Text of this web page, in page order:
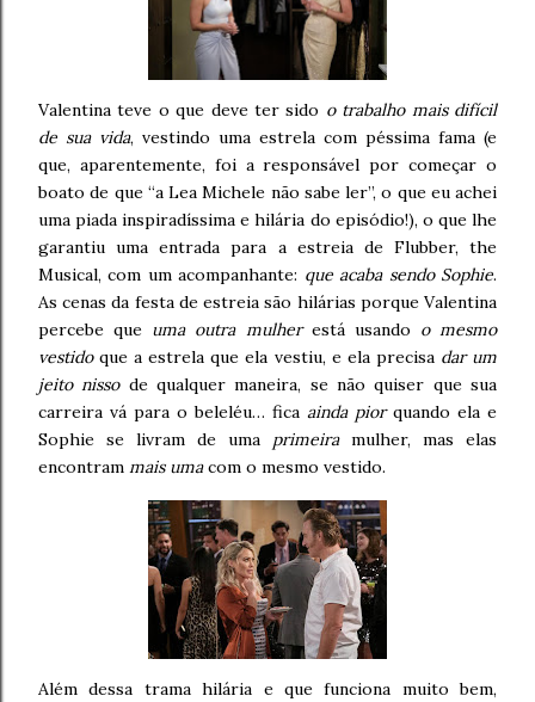
Valentina teve o que deve ter sido o trabalho mais difícil
de sua vida, vestindo uma estrela com péssima fama (e
que, aparentemente, foi a responsável por começar o
boato de que “a Lea Michele não sabe ler”, o que eu achei
uma piada inspiradíssima e hilária do episódio!), o que lhe
garantiu uma entrada para a estreia de Flubber, the
Musical, com um acompanhante: que acaba sendo Sophie.
As cenas da festa de estreia são hilárias porque Valentina
percebe que uma outra mulherestá usando o mesmo
vestidoque a estrela que ela vestiu, e ela precisa dar um
jeito nissode qualquer maneira, se não quiser que sua
carreira vá para o beleléu… fica ainda piorquando ela e
Sophie se livram de uma primeiramulher, mas elas
encontram mais umacom o mesmo vestido.
Além dessa trama hilária e que funciona muito bem,